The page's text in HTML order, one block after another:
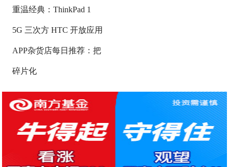
重温经典：ThinkPad 1
5G 三次方 HTC 开放应用
APP杂货店每日推荐：把
碎片化